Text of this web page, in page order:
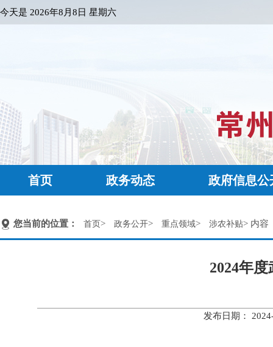
今天是 2026年8月8日 星期六
首页 政务动态 政府信息公
您当前的位置： 首页> 政务公开> 重点领域> 涉农补贴> 内容
2024年
发布日期：